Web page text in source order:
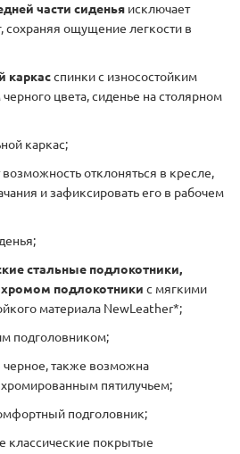
части сиденья исключает
сохраняя ощущение легкости в
каркасспинки с износостойким
цвета, сиденье на столярном
каркас;
возможность отклоняться в кресле,
и зафиксировать его в рабочем
стальные подлокотники,
подлокотники с мягкими
материала NewLeather*;
подголовником;
черное, также возможна
пятилучьем;
подголовник;
классические покрытые